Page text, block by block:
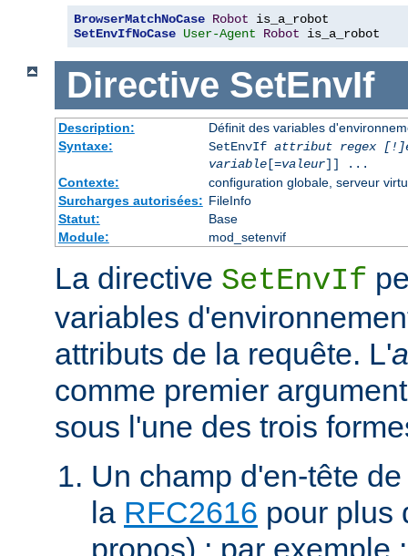
BrowserMatchNoCase Robot
SetEnvIfNoCase User-Agent Robot is_a_robot
Directive SetEnvIf
Description:
Définit des variables
Syntaxe:
SetEnvIf attribut regex
variable[=valeur]] ...
Contexte:
configuration globale, serveur
Surcharges autorisées: FileInfo
Statut:
Base
Module:
mod_setenvif
La directive SetEnvIf
variables
attributs de la requête. L'
comme premier
sous l'une des trois
Un champ d'en-tête
la RFC2616 pour plus
propos) ; par exemple